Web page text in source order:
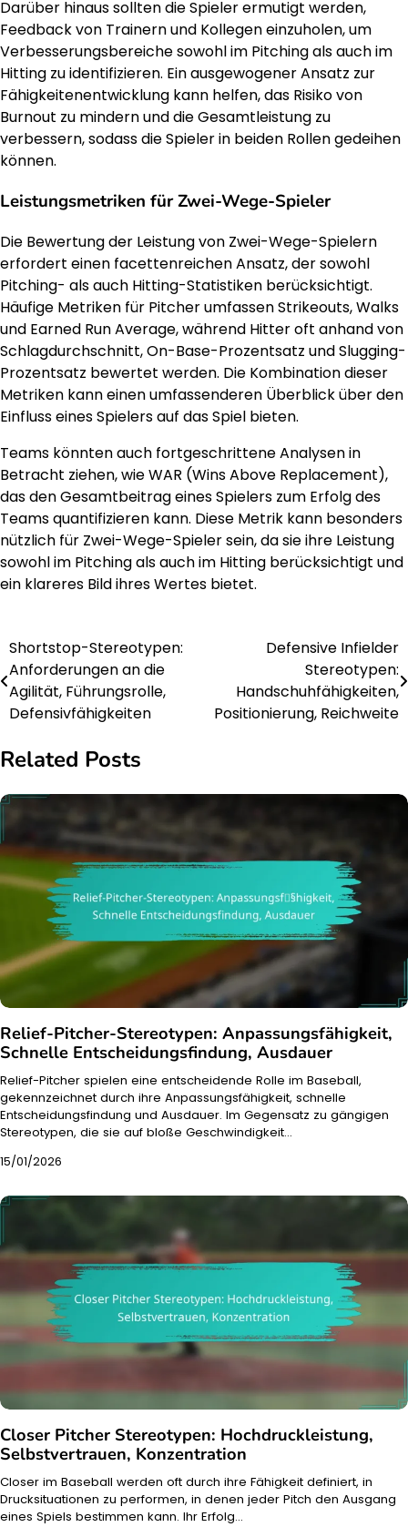
Darüber hinaus sollten die Spieler ermutigt werden,
Feedback von Trainern und Kollegen einzuholen, um
Verbesserungsbereiche sowohl im Pitching als auch im
Hitting zu identifizieren. Ein ausgewogener Ansatz zur
Fähigkeitenentwicklung kann helfen, das Risiko von
Burnout zu mindern und die Gesamtleistung zu
verbessern, sodass die Spieler in beiden Rollen gedeihen
können.
Leistungsmetriken für Zwei-Wege-Spieler
Die Bewertung der Leistung von Zwei-Wege-Spielern
erfordert einen facettenreichen Ansatz, der sowohl
Pitching- als auch Hitting-Statistiken berücksichtigt.
Häufige Metriken für Pitcher umfassen Strikeouts, Walks
und Earned Run Average, während Hitter oft anhand von
Schlagdurchschnitt, On-Base-Prozentsatz und Slugging-
Prozentsatz bewertet werden. Die Kombination dieser
Metriken kann einen umfassenderen Überblick über den
Einfluss eines Spielers auf das Spiel bieten.
Teams könnten auch fortgeschrittene Analysen in
Betracht ziehen, wie WAR (Wins Above Replacement),
das den Gesamtbeitrag eines Spielers zum Erfolg des
Teams quantifizieren kann. Diese Metrik kann besonders
nützlich für Zwei-Wege-Spieler sein, da sie ihre Leistung
sowohl im Pitching als auch im Hitting berücksichtigt und
ein klareres Bild ihres Wertes bietet.
Post
navigation
Shortstop-Stereotypen:
Anforderungen an die
Agilität, Führungsrolle,
Defensivfähigkeiten
Defensive Infielder
Stereotypen:
Handschuhfähigkeiten,
Positionierung, Reichweite
Related Posts
Relief-Pitcher-Stereotypen: Anpassungsfähigkeit,
Schnelle Entscheidungsfindung, Ausdauer
Relief-Pitcher spielen eine entscheidende Rolle im Baseball,
gekennzeichnet durch ihre Anpassungsfähigkeit, schnelle
Entscheidungsfindung und Ausdauer. Im Gegensatz zu gängigen
Stereotypen, die sie auf bloße Geschwindigkeit…
15/01/2026
Closer Pitcher Stereotypen: Hochdruckleistung,
Selbstvertrauen, Konzentration
Closer im Baseball werden oft durch ihre Fähigkeit definiert, in
Drucksituationen zu performen, in denen jeder Pitch den Ausgang
eines Spiels bestimmen kann. Ihr Erfolg…